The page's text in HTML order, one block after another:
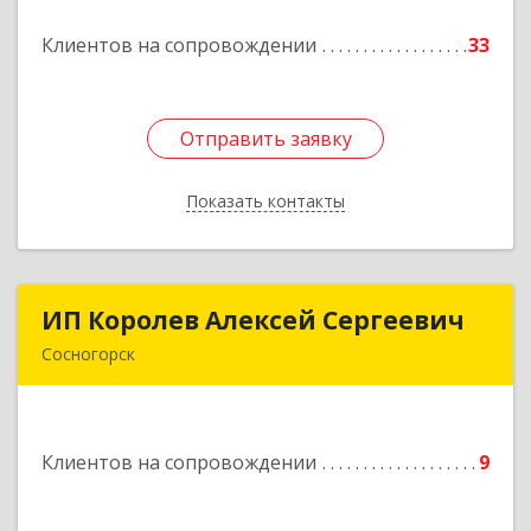
Клиентов на сопровождении 33
Отправить заявку
Показать контакты
Подробнее
Отправить заявку
Назад
ИП Королев Алексей Сергеевич
Сосногорск
Клиентов на сопровождении 9
ИП Королев Алексей Сергеевич
Подробнее